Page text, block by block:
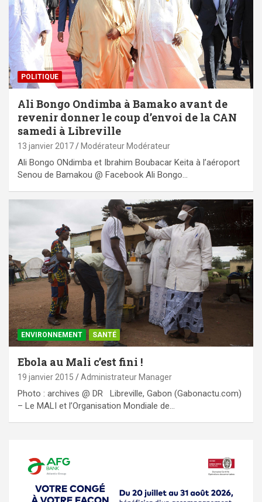
POLITIQUE
Ali Bongo Ondimba à Bamako avant de
revenir donner le coup d’envoi de la CAN
samedi à Libreville
13 janvier 2017 Modérateur Modérateur
Ali Bongo ONdimba et Ibrahim Boubacar Keita à l’aéroport
Senou de Bamakou @ Facebook Ali Bongo…
ENVIRONNEMENT SANTÉ
Ebola au Mali c’est fini !
19 janvier 2015 Administrateur Manager
Photo : archives @ DR Libreville, Gabon (Gabonactu.com)
– Le MALI et l’Organisation Mondiale de…